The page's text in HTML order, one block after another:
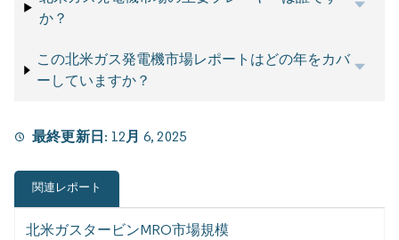
か？
この北米ガス発電機市場レポートはどの年をカバ
ーしていますか？
最終更新日: 12月 6, 2025
関連レポート
北米ガスタービンMRO市場規模